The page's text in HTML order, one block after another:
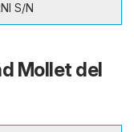
S/N
Mollet del